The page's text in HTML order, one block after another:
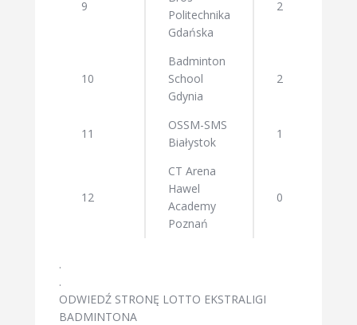
9
Politechnika
Gdańska
2
10
Badminton
School
Gdynia
2
11
OSSM-SMS
Białystok
1
12
CT Arena
Hawel
Academy
Poznań
0
.
.
ODWIEDŹ STRONĘ LOTTO EKSTRALIGI
BADMINTONA